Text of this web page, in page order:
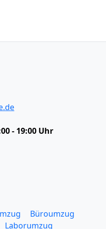
- 19:00 Uhr
Büroumzug
Laborumzug